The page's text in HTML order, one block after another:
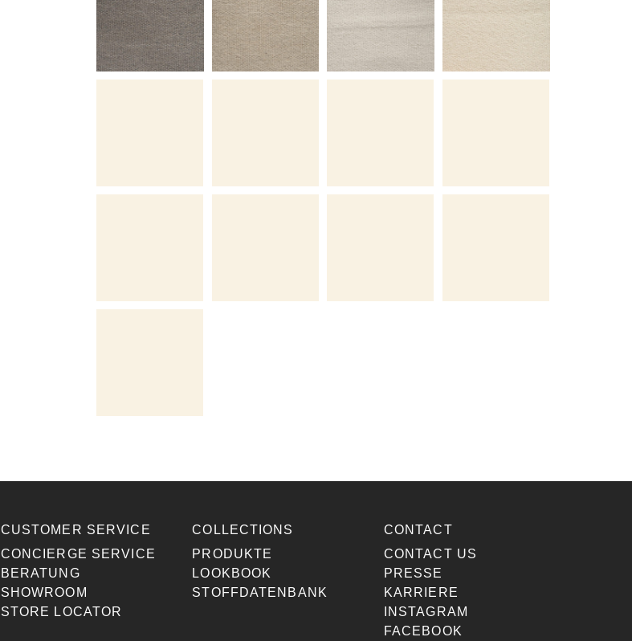
CUSTOMER SERVICE
CONCIERGE SERVICE
BERATUNG
SHOWROOM
STORE LOCATOR
COLLECTIONS
PRODUKTE
LOOKBOOK
STOFFDATENBANK
CONTACT
CONTACT US
PRESSE
KARRIERE
INSTAGRAM
FACEBOOK